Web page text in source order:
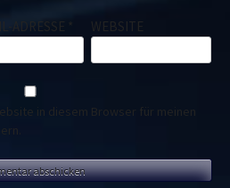
ADRESSE * WEBSITE
in diesem Browser für meinen